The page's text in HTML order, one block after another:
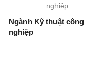
Ngành Kỹ thuật công
nghiệp